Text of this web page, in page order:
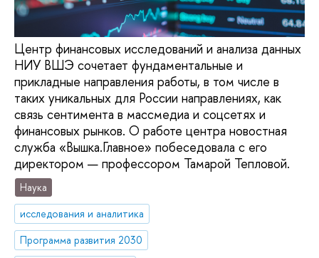
Центр финансовых исследований и анализа данных
НИУ ВШЭ сочетает фундаментальные и
прикладные направления работы, в том числе в
таких уникальных для России направлениях, как
связь сентимента в массмедиа и соцсетях и
финансовых рынков. О работе центра новостная
служба «Вышка.Главное» побеседовала с его
директором — профессором Тамарой Тепловой.
Наука
исследования и аналитика
Программа развития 2030